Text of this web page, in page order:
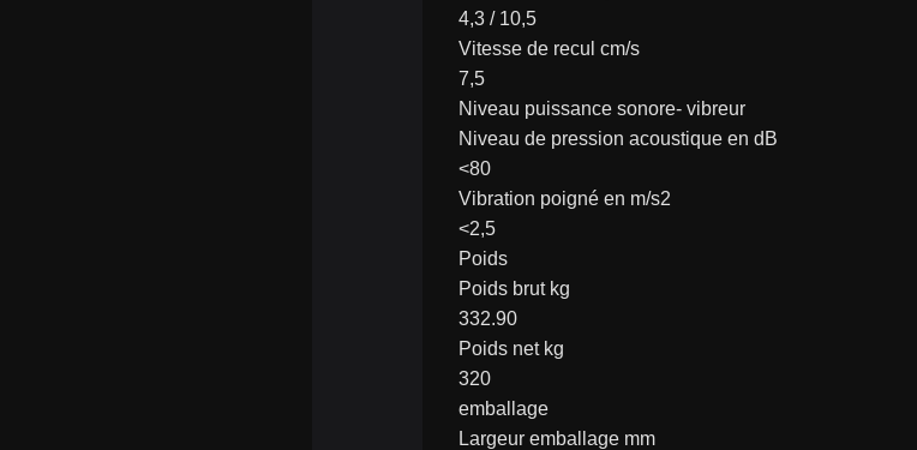
4,3 / 10,5
Vitesse de recul cm/s
7,5
Niveau puissance sonore- vibreur
Niveau de pression acoustique en dB
<80
Vibration poigné en m/s2
<2,5
Poids
Poids brut kg
332.90
Poids net kg
320
emballage
Largeur emballage mm